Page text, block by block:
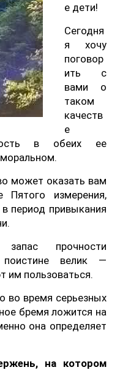
е дети!
Сегодня
я хочу
поговор
ить с
вами о
таком
качеств
е
в обеих ее
может оказать вам
Пятого измерения,
период привыкания
прочности
поистине велик —
им пользоваться.
во время серьезных
бремя ложится на
она определяет
на котором